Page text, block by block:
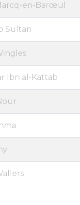
en-Barœul
Sultan
Ibn al-Kattab